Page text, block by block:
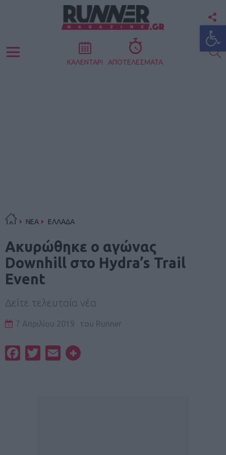
Menu ΚΑΛΕΝΤΑΡΙ ΑΠΟΤΕΛΕΣΜΑΤΑ
ΝΕΑ ΕΛΛΑΔΑ
Ακυρώθηκε ο αγώνας
Downhill στο Hydra’s Trail
Event
Δείτε τελευταία νέα
7 Απριλίου 2019 του Runner
FacebookTwitterEmail